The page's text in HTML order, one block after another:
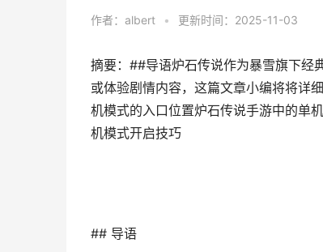
作者： albert • 更新时间：2025-11-03
摘要：##导语炉石传说作为暴雪旗下经
或体验剧情内容，这篇文章小编将将详
机模式的入口位置炉石传说手游中的单
机模式开启技巧
## 导语